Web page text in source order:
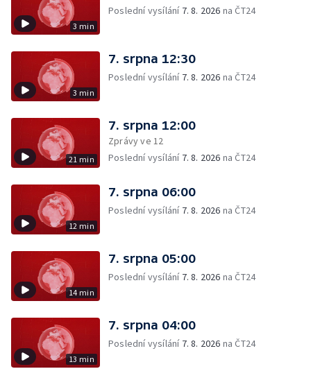
3 min
Poslední vysílání 7. 8. 2026 na ČT24
3 min
7. srpna 12:30
Poslední vysílání 7. 8. 2026 na ČT24
21 min
7. srpna 12:00
Zprávy ve 12
Poslední vysílání 7. 8. 2026 na ČT24
12 min
7. srpna 06:00
Poslední vysílání 7. 8. 2026 na ČT24
14 min
7. srpna 05:00
Poslední vysílání 7. 8. 2026 na ČT24
13 min
7. srpna 04:00
Poslední vysílání 7. 8. 2026 na ČT24